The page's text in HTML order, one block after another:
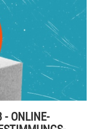
- ONLINE-